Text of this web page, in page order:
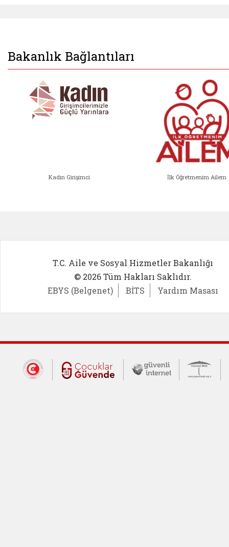
Bakanlık Bağlantıları
Kadın Girişimci İlk Öğretmenim Ailem
T.C. Aile ve Sosyal Hizmetler Bakanlığı
© 2026 Tüm Hakları Saklıdır.
EBYS (Belgenet)
BİTS Yardım Masası
Dış Bağlantılar
Cumhurbaşkanlığı İletişim Merkezi
Çocuklar Güvende (yeni
Güvenli